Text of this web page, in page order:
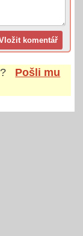
?
Pošli mu